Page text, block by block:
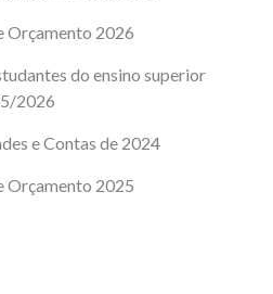
Orçamento 2026
do ensino superior
2026
e Contas de 2024
Orçamento 2025